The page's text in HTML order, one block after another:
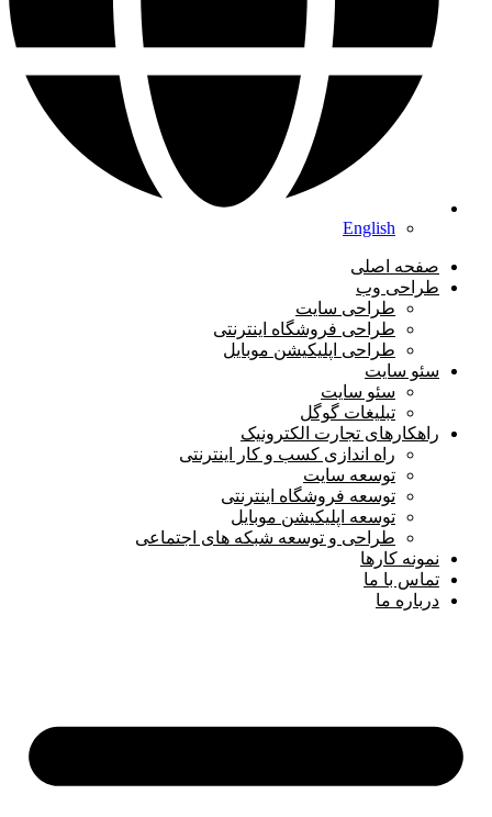
English
صفحه اصلی
طراحی وب
طراحی سایت
طراحی فروشگاه اینترنتی
طراحی اپلیکیشن موبایل
سئو سایت
سئو سایت
تبلیغات گوگل
راهکارهای تجارت الکترونیک
راه اندازی کسب و کار اینترنتی
توسعه سایت
توسعه فروشگاه اینترنتی
توسعه اپلیکیشن موبایل
طراحی و توسعه شبکه های اجتماعی
نمونه کارها
تماس با ما
درباره ما